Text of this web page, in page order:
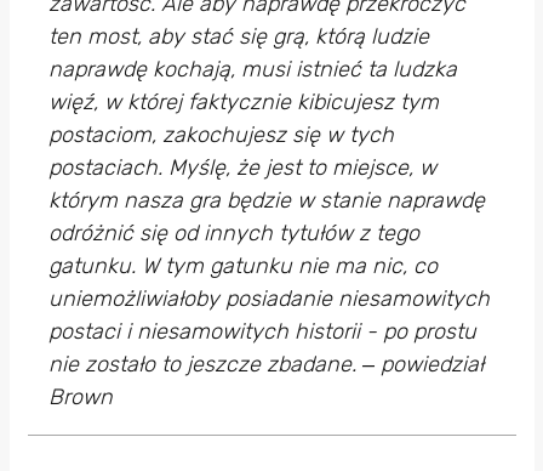
ten most, aby stać się grą, którą ludzie
naprawdę kochają, musi istnieć ta ludzka
więź, w której faktycznie kibicujesz tym
postaciom, zakochujesz się w tych
postaciach. Myślę, że jest to miejsce, w
którym nasza gra będzie w stanie naprawdę
odróżnić się od innych tytułów z tego
gatunku. W tym gatunku nie ma nic, co
uniemożliwiałoby posiadanie niesamowitych
postaci i niesamowitych historii - po prostu
nie zostało to jeszcze zbadane. ‒ powiedział
Brown